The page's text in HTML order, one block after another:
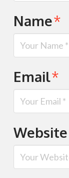
Name*
Email*
Website